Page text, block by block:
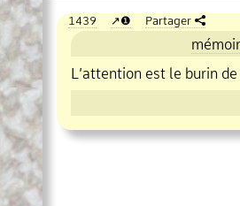
1439 ❶ Partager
L’attention est le burin